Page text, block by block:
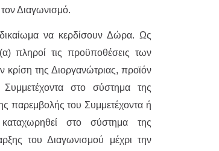
Διαγωνισμό.
να κερδίσουν Δώρα. Ως
πληροί τις προϋποθέσεις των
της Διοργανώτριας, προϊόν
στο σύστημα της
παρεμβολής του Συμμετέχοντα ή
στο σύστημα της
του Διαγωνισμού μέχρι την